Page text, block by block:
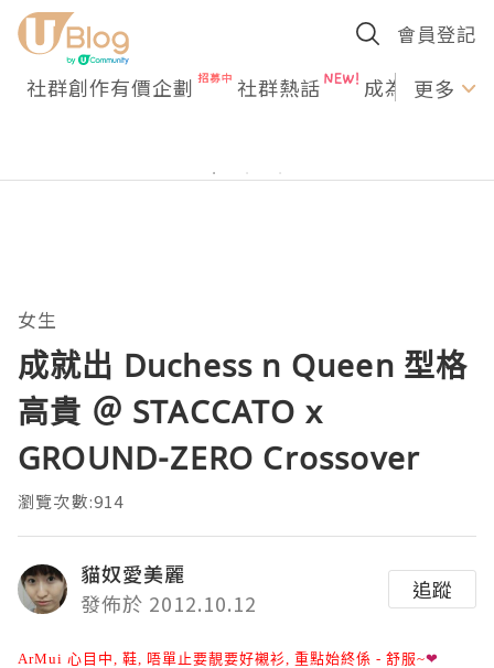
會員登記
社群創作有價企劃 社群熱話 成為U更多
女生
成就出 Duchess n Queen 型格
高貴 ＠ STACCATO x
GROUND-ZERO Crossover
瀏覽次數:914
貓奴愛美麗
發佈於 2012.10.12
追蹤
ArMui 心目中, 鞋, 唔單止要靚要好襯衫, 重點始終係 - 舒服~❤